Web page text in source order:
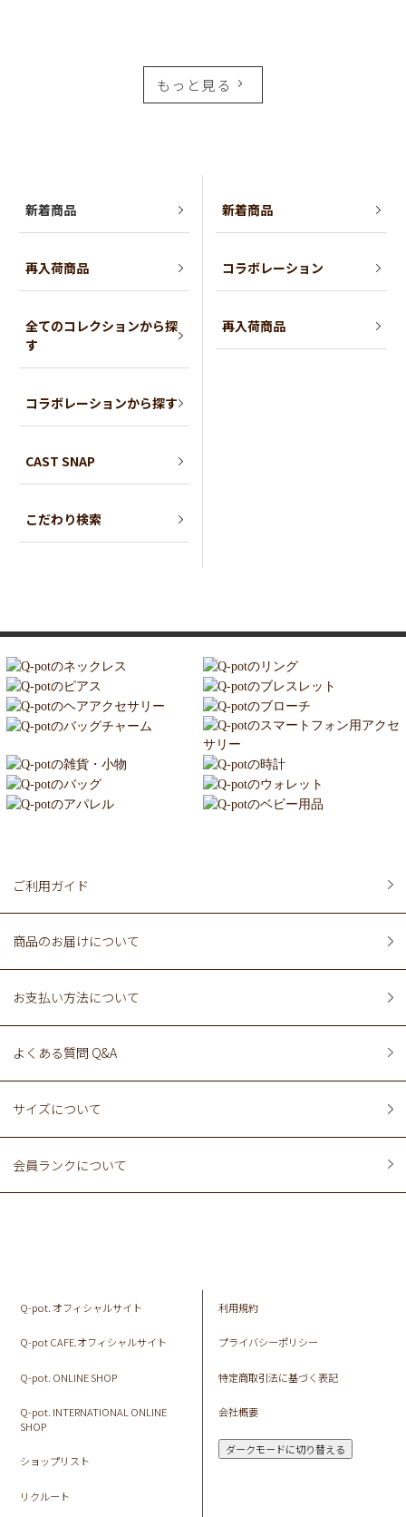
もっと見る
新着商品
再入荷商品
全てのコレクションから探
す
コラボレーションから探す
CAST SNAP
こだわり検索
新着商品
コラボレーション
再入荷商品
ご利用ガイド
商品のお届けについて
お支払い方法について
よくある質問 Q&A
サイズについて
会員ランクについて
Q-pot. オフィシャルサイト
Q-pot CAFE.オフィシャルサイト
Q-pot. ONLINE SHOP
Q-pot. INTERNATIONAL ONLINE
SHOP
ショップリスト
リクルート
利用規約
プライバシーポリシー
特定商取引法に基づく表記
会社概要
ダークモードに切り替える